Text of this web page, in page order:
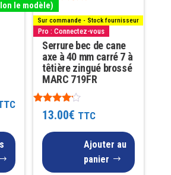
le modèle)
:
Sur commande - Stock fournisseur
Pro : Connectez-vous
Serrure bec de cane
axe à 40 mm carré 7 à
têtière zingué brossé
MARC 719FR
Note
4.0013.00€ TTC
Ajouter au
panier